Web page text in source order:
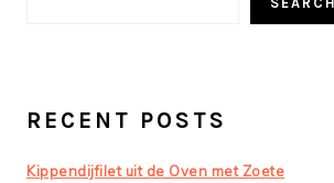
RECENT POSTS
Kippendijfilet uit de Oven met Zoete